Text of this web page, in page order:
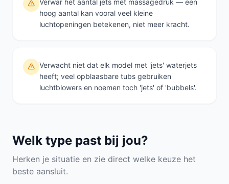
Verwar het aantal jets met massagedruk — een
hoog aantal kan vooral veel kleine
luchtopeningen betekenen, niet meer kracht.
Verwacht niet dat elk model met 'jets' waterjets
heeft; veel opblaasbare tubs gebruiken
luchtblowers en noemen toch 'jets' of 'bubbels'.
Welk type past bij jou?
Herken je situatie en zie direct welke keuze het
beste aansluit.